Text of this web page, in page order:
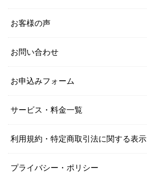
お客様の声
お問い合わせ
お申込みフォーム
サービス・料金一覧
利用規約・特定商取引法に関する表示
プライバシー・ポリシー